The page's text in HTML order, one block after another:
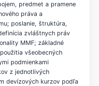
predmet a pramene
práva a
poslanie, štruktúra,
zvláštnych práv
MMF; základné
všeobecných
podmienkami
z jednotlivých
devízových kurzov podľa